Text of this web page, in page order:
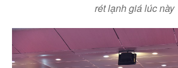
rét lạnh giálúc này